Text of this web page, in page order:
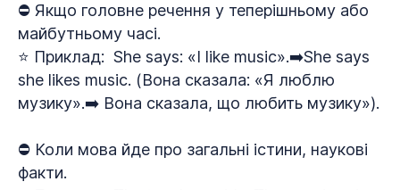
⛔ Якщо головне речення у теперішньому або
майбутньому часі.
⭐ Приклад: She says: «I like music».➡️She says
she likes music. (Вона сказала: «Я люблю
музику».➡️ Вона сказала, що любить музику»).
⛔ Коли мова йде про загальні істини, наукові
факти.